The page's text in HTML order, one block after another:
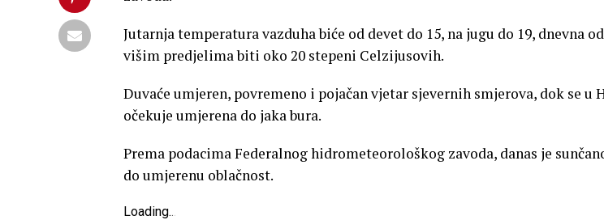
Jutarnja temperatura vazduha biće od devet do 15, na jugu do 19, dnevna
višim predjelima biti oko 20 stepeni Celzijusovih.
Duvaće umjeren, povremeno i pojačan vjetar sjevernih smjerova, dok se u
očekuje umjerena do jaka bura.
Prema podacima Federalnog hidrometeorološkog zavoda, danas je
do umjerenu oblačnost.
Loading...